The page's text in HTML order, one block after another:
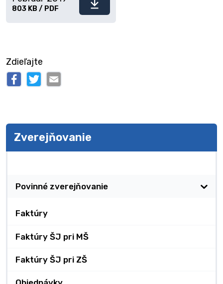
Stiahnuť
803 KB / PDF
Zdieľajte
Zverejňovanie
Povinné zverejňovanie
Faktúry
Faktúry ŠJ pri MŠ
Faktúry ŠJ pri ZŠ